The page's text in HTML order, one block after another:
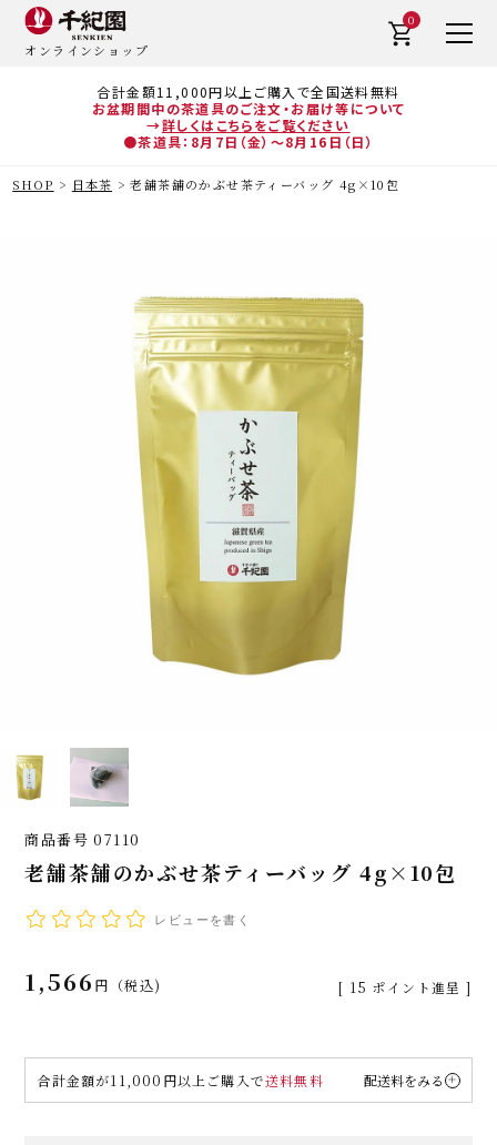
合計金額11,000円以上ご購入で全国送料無料
お盆期間中の茶道具のご注文・お届け等について
→詳しくはこちらをご覧ください
●茶道具：8月7日（金）～8月16日（日）
オンラインショップ
0
SHOP 日本茶 老舗茶舗のかぶせ茶ティーバッグ 4g×10包
商品番号 07110
老舗茶舗のかぶせ茶ティーバッグ 4g×10包
レビューを書く
1,566 税込 [ 15 ポイント進呈 ]
合計金額が11,000円以上ご購入で送料無料 配送料をみる